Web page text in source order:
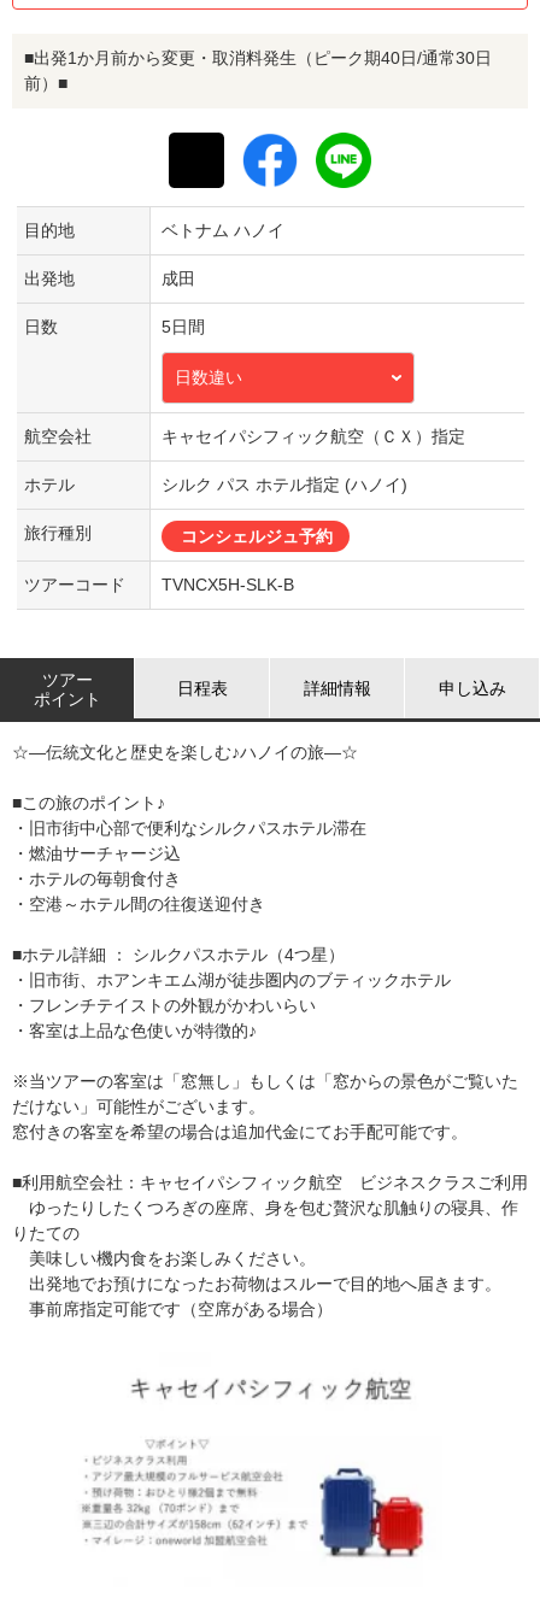
■出発1か月前から変更・取消料発生（ピーク期40日/通常30日
前）■
目的地 ベトナム ハノイ
出発地 成田
日数 5日間
日数違い
航空会社 キャセイパシフィック航空（ＣＸ）指定
ホテル シルク パス ホテル指定 (ハノイ)
旅行種別 コンシェルジュ予約
ツアーコード TVNCX5H-SLK-B
ツアー
ポイント
日程表 詳細情報 申し込み
☆―伝統文化と歴史を楽しむ♪ハノイの旅―☆
■この旅のポイント♪
・旧市街中心部で便利なシルクパスホテル滞在
・燃油サーチャージ込
・ホテルの毎朝食付き
・空港～ホテル間の往復送迎付き
■ホテル詳細 ： シルクパスホテル（4つ星）
・旧市街、ホアンキエム湖が徒歩圏内のブティックホテル
・フレンチテイストの外観がかわいらい
・客室は上品な色使いが特徴的♪
※当ツアーの客室は「窓無し」もしくは「窓からの景色がご覧いた
だけない」可能性がございます。
窓付きの客室を希望の場合は追加代金にてお手配可能です。
■利用航空会社：キャセイパシフィック航空 ビジネスクラスご利用
ゆったりしたくつろぎの座席、身を包む贅沢な肌触りの寝具、作
りたての
美味しい機内食をお楽しみください。
出発地でお預けになったお荷物はスルーで目的地へ届きます。
事前席指定可能です（空席がある場合）